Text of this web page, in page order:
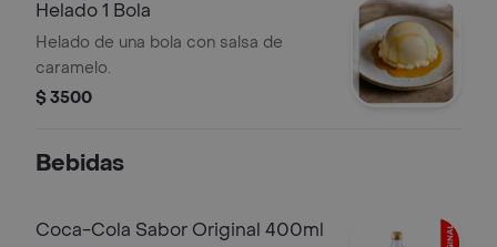
Helado 1 Bola
Helado de una bola con salsa de
caramelo.
$ 3500
Bebidas
Coca-Cola Sabor Original 400ml